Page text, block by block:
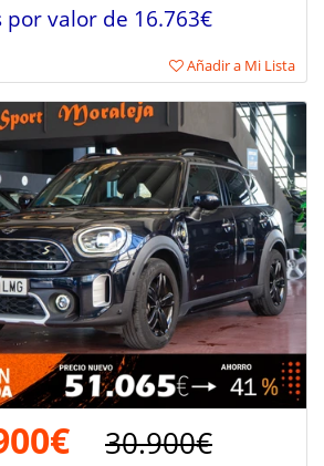
por valor de 16.763€
Añadir a Mi Lista
30.900€